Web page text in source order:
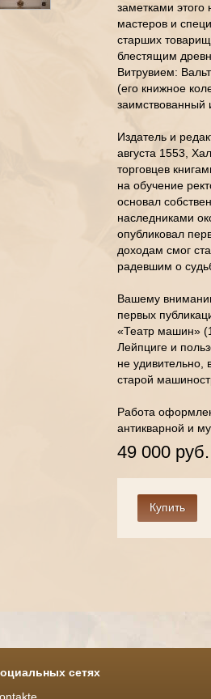
заметками этого
мастеров и
старших
блестящим
Витрувием:
(его книжное
заимствованный
Издатель и
августа 1553,
торговцев
на обучение
основал
наследниками
опубликовал
доходам смог
радевшим о
Вашему
первых
«Театр машин»
Лейпциге и
не удивительно,
старой
Работа
антикварной и
49 000 руб.
сетях